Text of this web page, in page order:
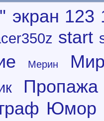
экран 123
start
Мерин
Пропажа
Юмор